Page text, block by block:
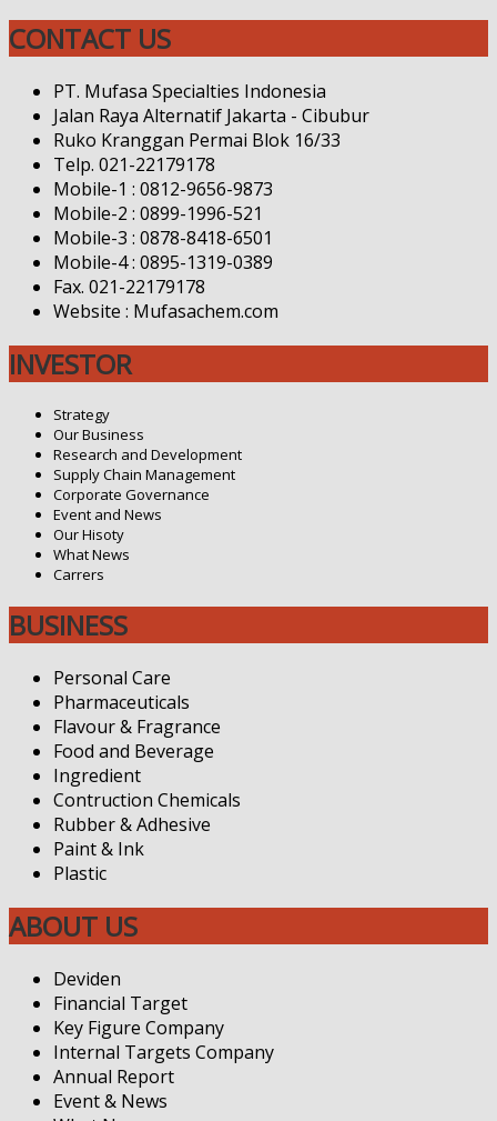
CONTACT US
PT. Mufasa Specialties Indonesia
Jalan Raya Alternatif Jakarta - Cibubur
Ruko Kranggan Permai Blok 16/33
Telp. 021-22179178
Mobile-1 : 0812-9656-9873
Mobile-2 : 0899-1996-521
Mobile-3 : 0878-8418-6501
Mobile-4 : 0895-1319-0389
Fax. 021-22179178
Website : Mufasachem.com
INVESTOR
Strategy
Our Business
Research and Development
Supply Chain Management
Corporate Governance
Event and News
Our Hisoty
What News
Carrers
BUSINESS
Personal Care
Pharmaceuticals
Flavour & Fragrance
Food and Beverage
Ingredient
Contruction Chemicals
Rubber & Adhesive
Paint & Ink
Plastic
ABOUT US
Deviden
Financial Target
Key Figure Company
Internal Targets Company
Annual Report
Event & News